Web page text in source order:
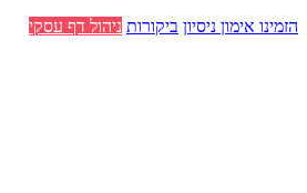
הזמינו אימון ניסיון ביקורות ניהול דף עסקי